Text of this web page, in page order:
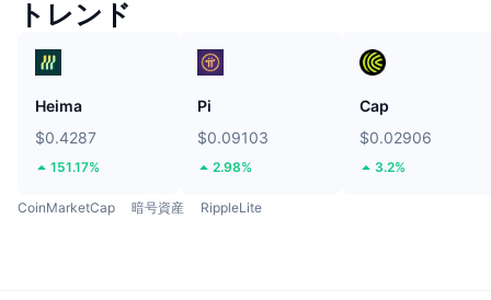
トレンド
Heima
$0.4287
151.17%
Pi
$0.09103
2.98%
Cap
$0.02906
3.2%
CoinMarketCap 暗号資産 RippleLite